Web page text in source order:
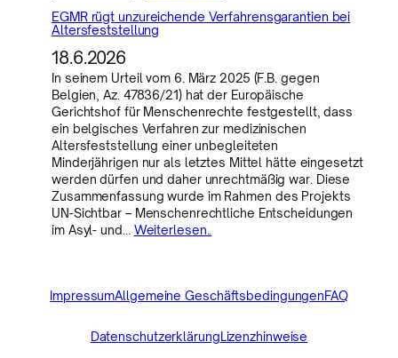
EGMR rügt unzureichende Verfahrensgarantien bei
Altersfeststellung
18.6.2026
In seinem Urteil vom 6. März 2025 (F.B. gegen
Belgien, Az. 47836/21) hat der Europäische
Gerichtshof für Menschenrechte festgestellt, dass
ein belgisches Verfahren zur medizinischen
Altersfeststellung einer unbegleiteten
Minderjährigen nur als letztes Mittel hätte eingesetzt
werden dürfen und daher unrechtmäßig war. Diese
Zusammenfassung wurde im Rahmen des Projekts
UN-Sichtbar – Menschenrechtliche Entscheidungen
im Asyl- und… Weiterlesen..
ImpressumAllgemeine GeschäftsbedingungenFAQ
DatenschutzerklärungLizenzhinweise